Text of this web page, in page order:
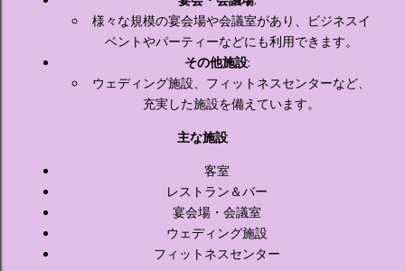
様々な規模の宴会場や会議室があり、ビジネスイ
ベントやパーティーなどにも利用できます。
その他施設:
ウェディング施設、フィットネスセンターなど、
充実した施設を備えています。
主な施設
客室
レストラン＆バー
宴会場・会議室
ウェディング施設
フィットネスセンター